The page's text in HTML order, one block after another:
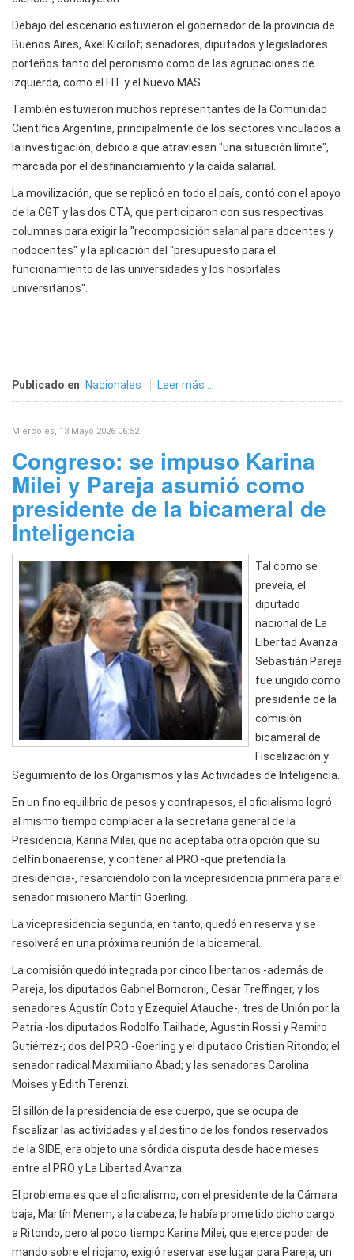
Debajo del escenario estuvieron el gobernador de la provincia de
Buenos Aires, Axel Kicillof; senadores, diputados y legisladores
porteños tanto del peronismo como de las agrupaciones de
izquierda, como el FIT y el Nuevo MAS.
También estuvieron muchos representantes de la Comunidad
Científica Argentina, principalmente de los sectores vinculados a
la investigación, debido a que atraviesan "una situación límite",
marcada por el desfinanciamiento y la caída salarial.
La movilización, que se replicó en todo el país, contó con el apoyo
de la CGT y las dos CTA, que participaron con sus respectivas
columnas para exigir la "recomposición salarial para docentes y
nodocentes" y la aplicación del "presupuesto para el
funcionamiento de las universidades y los hospitales
universitarios".
Publicado en Nacionales Leer más ...
Miércoles, 13 Mayo 2026 06:52
Congreso: se impuso Karina
Milei y Pareja asumió como
presidente de la bicameral de
Inteligencia
Tal como se
preveía, el
diputado
nacional de La
Libertad Avanza
Sebastián Pareja
fue ungido como
presidente de la
comisión
bicameral de
Fiscalización y
Seguimiento de los Organismos y las Actividades de Inteligencia.
En un fino equilibrio de pesos y contrapesos, el oficialismo logró
al mismo tiempo complacer a la secretaria general de la
Presidencia, Karina Milei, que no aceptaba otra opción que su
delfín bonaerense, y contener al PRO -que pretendía la
presidencia-, resarciéndolo con la vicepresidencia primera para el
senador misionero Martín Goerling.
La vicepresidencia segunda, en tanto, quedó en reserva y se
resolverá en una próxima reunión de la bicameral.
La comisión quedó integrada por cinco libertarios -además de
Pareja, los diputados Gabriel Bornoroni, Cesar Treffinger, y los
senadores Agustín Coto y Ezequiel Atauche-; tres de Unión por la
Patria -los diputados Rodolfo Tailhade, Agustín Rossi y Ramiro
Gutiérrez-; dos del PRO -Goerling y el diputado Cristian Ritondo; el
senador radical Maximiliano Abad; y las senadoras Carolina
Moises y Edith Terenzi.
El sillón de la presidencia de ese cuerpo, que se ocupa de
fiscalizar las actividades y el destino de los fondos reservados
de la SIDE, era objeto una sórdida disputa desde hace meses
entre el PRO y La Libertad Avanza.
El problema es que el oficialismo, con el presidente de la Cámara
baja, Martín Menem, a la cabeza, le había prometido dicho cargo
a Ritondo, pero al poco tiempo Karina Milei, que ejerce poder de
mando sobre el riojano, exigió reservar ese lugar para Pareja, un